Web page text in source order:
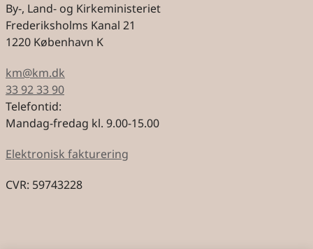
By-, Land- og Kirkeministeriet
Frederiksholms Kanal 21
1220 København K
km@km.dk
33 92 33 90
Telefontid:
Mandag-fredag kl. 9.00-15.00
Elektronisk fakturering
CVR: 59743228